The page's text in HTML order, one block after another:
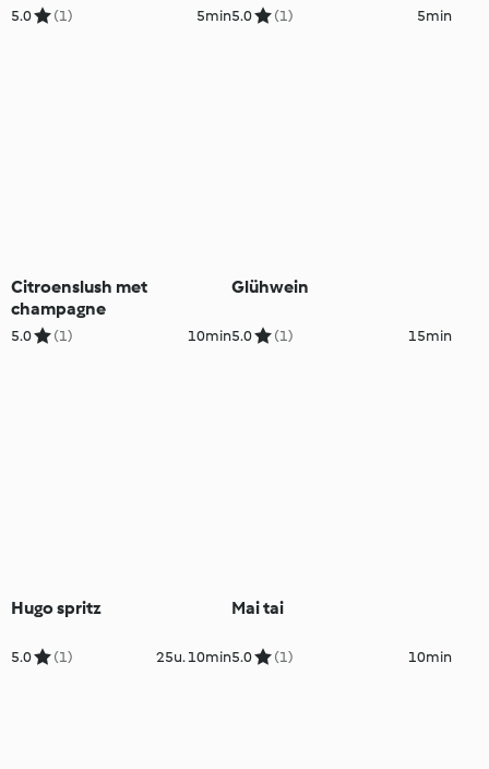
5.0 (1) 5min5.0 (1) 5min
Citroenslush met
champagne
5.0 (1) 10min
Glühwein
5.0 (1) 15min
Hugo spritz
5.0 (1) 25u. 10min
Mai tai
5.0 (1) 10min